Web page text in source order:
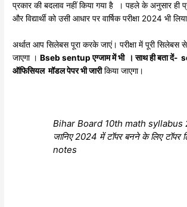
प्रकार की बदलाव नहीं किया गया है । पहले के अनुसार ही
और विद्यार्थी को उसी आधार पर वार्षिक परीक्षा 2024 भी
अर्थात आप सिलेबस पूरा करके जाएं। परीक्षा में पूरी
जाएगा ।Bseb sentup एग्जाम में भी । साथ ही बता दें-
ऑफिसियल मॉडल पेपर भी जारीकिया जाएगा।
Bihar Board 10th math syllabus
जानिए 2024 में टॉपर बनने के लिए टॉपर
notes